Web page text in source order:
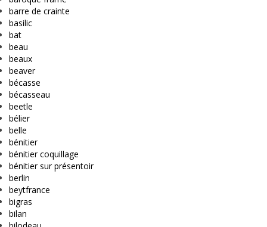
barre de crainte
basilic
bat
beau
beaux
beaver
bécasse
bécasseau
beetle
bélier
belle
bénitier
bénitier coquillage
bénitier sur présentoir
berlin
beytfrance
bigras
bilan